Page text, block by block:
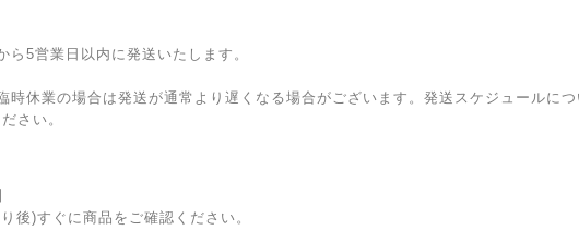
ら5営業日以内に発送いたします。
時休業の場合は発送が通常より遅くなる場合がございます。発送スケジュールに
さい。
】
後)すぐに商品をご確認ください。